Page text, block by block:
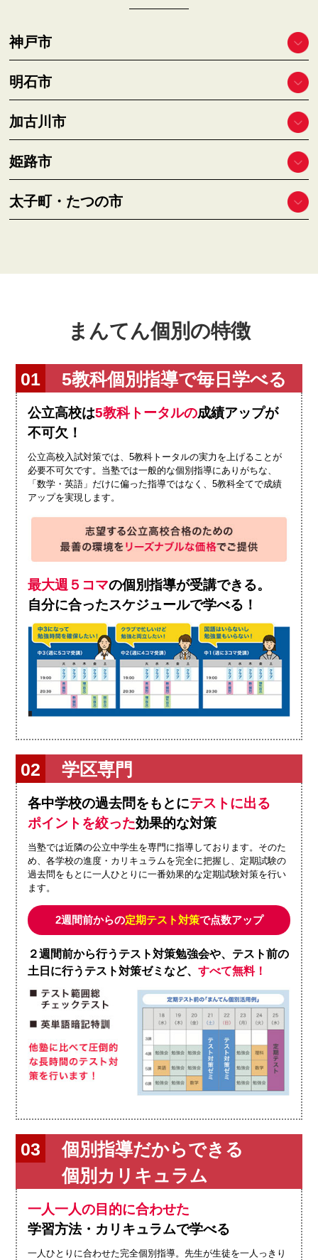
神戸市
明石市
加古川市
姫路市
太子町・たつの市
まんてん個別の特徴
5教科個別指導で毎日学べる
公立高校は5教科トータルの成績アップが
不可欠！
公立高校入試対策では、5教科トータルの実力を上げることが
必要不可欠です。当塾では一般的な個別指導にありがちな、
「数学・英語」だけに偏った指導ではなく、5教科全てで成績
アップを実現します。
最大週５コマの個別指導が受講できる。
自分に合ったスケジュールで学べる！
学区専門
各中学校の過去問をもとにテストに出る
ポイントを絞った効果的な対策
当塾では近隣の公立中学生を専門に指導しております。そのた
め、各学校の進度・カリキュラムを完全に把握し、定期試験の
過去問をもとに一人ひとりに一番効果的な定期試験対策を行い
ます。
2週間前からの定期テスト対策で点数アップ
２週間前から行うテスト対策勉強会や、テスト前の
土日に行うテスト対策ゼミなど、すべて無料！
個別指導だからできる
個別カリキュラム
一人一人の目的に合わせた
学習方法・カリキュラムで学べる
一人ひとりに合わせた完全個別指導。先生が生徒を一人っきり